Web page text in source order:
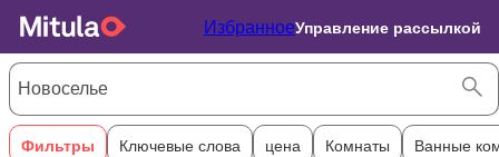
ИзбранноеУправление рассылкой
Фильтры Ключевые слова цена Комнаты Ванные